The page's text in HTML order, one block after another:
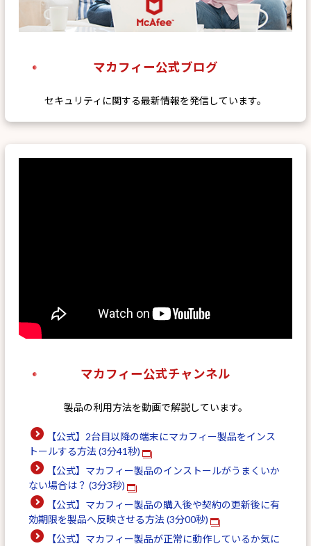
マカフィー公式ブログ
セキュリティに関する最新情報を発信しています。
マカフィー公式チャンネル
製品の利用方法を動画で解説しています。
【公式】2台目以降の端末にマカフィー製品をインス
トールする方法 (3分41秒)
【公式】マカフィー製品のインストールがうまくいか
ない場合は？ (3分3秒)
【公式】マカフィー製品の購入後や契約の更新後に有
効期限を製品へ反映させる方法 (3分00秒)
【公式】マカフィー製品が正常に動作しているか気に